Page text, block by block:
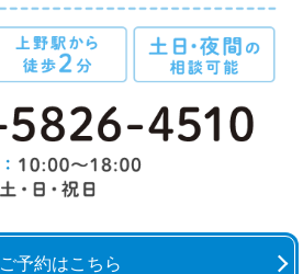
ご予約はこちら